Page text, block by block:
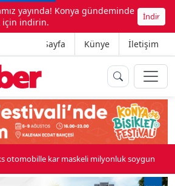
yayında! Konya gündeminde
için indirin.
İndir
Ana Sayfa Künye İletişim
otomobille kar maskeli milyonluk soygun